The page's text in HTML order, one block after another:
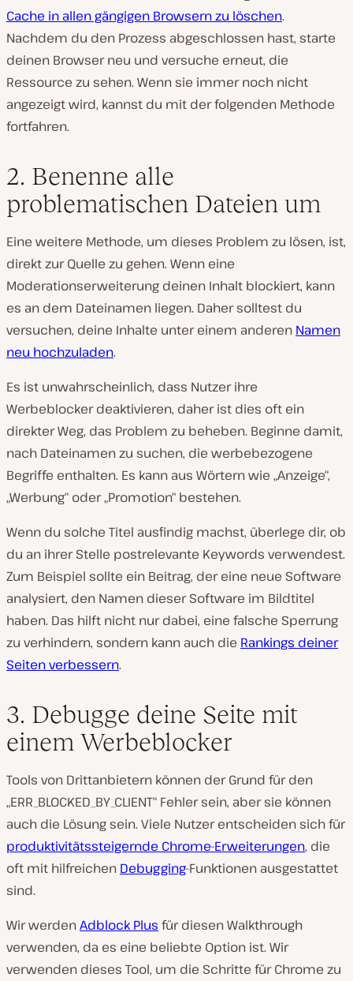
Cache in allen gängigen Browsern zu löschen.
Nachdem du den Prozess abgeschlossen hast, starte
deinen Browser neu und versuche erneut, die
Ressource zu sehen. Wenn sie immer noch nicht
angezeigt wird, kannst du mit der folgenden Methode
fortfahren.
2. Benenne alle
problematischen Dateien um
Eine weitere Methode, um dieses Problem zu lösen, ist,
direkt zur Quelle zu gehen. Wenn eine
Moderationserweiterung deinen Inhalt blockiert, kann
es an dem Dateinamen liegen. Daher solltest du
versuchen, deine Inhalte unter einem anderen Namen
neu hochzuladen.
Es ist unwahrscheinlich, dass Nutzer ihre
Werbeblocker deaktivieren, daher ist dies oft ein
direkter Weg, das Problem zu beheben. Beginne damit,
nach Dateinamen zu suchen, die werbebezogene
Begriffe enthalten. Es kann aus Wörtern wie „Anzeige“,
„Werbung“ oder „Promotion“ bestehen.
Wenn du solche Titel ausfindig machst, überlege dir, ob
du an ihrer Stelle postrelevante Keywords verwendest.
Zum Beispiel sollte ein Beitrag, der eine neue Software
analysiert, den Namen dieser Software im Bildtitel
haben. Das hilft nicht nur dabei, eine falsche Sperrung
zu verhindern, sondern kann auch die Rankings deiner
Seiten verbessern.
3. Debugge deine Seite mit
einem Werbeblocker
Tools von Drittanbietern können der Grund für den
„ERR_BLOCKED_BY_CLIENT“ Fehler sein, aber sie können
auch die Lösung sein. Viele Nutzer entscheiden sich für
produktivitätssteigernde Chrome-Erweiterungen, die
oft mit hilfreichen Debugging-Funktionen ausgestattet
sind.
Wir werdenAdblock Plus für diesen Walkthrough
verwenden, da es eine beliebte Option ist. Wir
verwenden dieses Tool, um die Schritte für Chrome zu